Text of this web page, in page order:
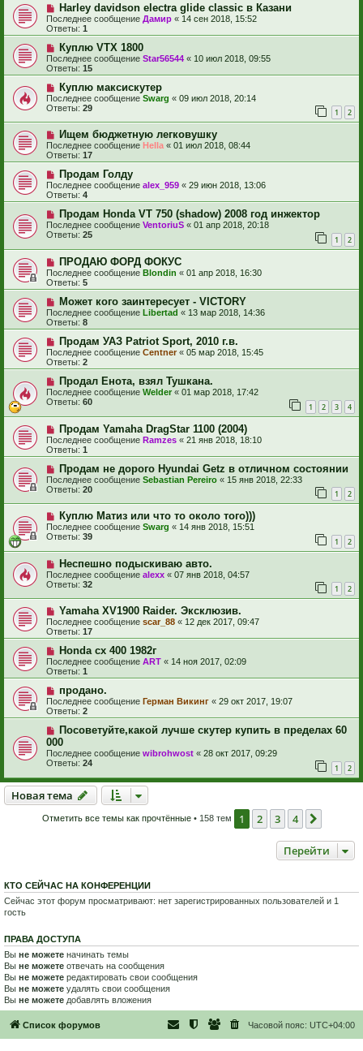
Harley davidson electra glide classic в Казани
Последнее сообщение Дамир « 14 сен 2018, 15:52
Ответы: 1
Куплю VTX 1800
Последнее сообщение Star56544 « 10 июл 2018, 09:55
Ответы: 15
Куплю максискутер
Последнее сообщение Swarg « 09 июл 2018, 20:14
Ответы: 29 1 2
Ищем бюджетную легковушку
Последнее сообщение Hella « 01 июл 2018, 08:44
Ответы: 17
Продам Голду
Последнее сообщение alex_959 « 29 июн 2018, 13:06
Ответы: 4
Продам Honda VT 750 (shadow) 2008 год инжектор
Последнее сообщение VentoriuS « 01 апр 2018, 20:18
Ответы: 25 1 2
ПРОДАЮ ФОРД ФОКУС
Последнее сообщение Blondin « 01 апр 2018, 16:30
Ответы: 5
Может кого заинтересует - VICTORY
Последнее сообщение Libertad « 13 мар 2018, 14:36
Ответы: 8
Продам УАЗ Patriot Sport, 2010 г.в.
Последнее сообщение Centner« 05 мар 2018, 15:45
Ответы: 2
Продал Енота, взял Тушкана.
Последнее сообщение Welder « 01 мар 2018, 17:42
Ответы: 60 1 2 3 4
Продам Yamaha DragStar 1100 (2004)
Последнее сообщение Ramzes « 21 янв 2018, 18:10
Ответы: 1
Продам не дорого Hyundai Getz в отличном состоянии
Последнее сообщение Sebastian Pereiro « 15 янв 2018, 22:33
Ответы: 20 1 2
Куплю Матиз или что то около того)))
Последнее сообщение Swarg « 14 янв 2018, 15:51
Ответы: 39 1 2
Неспешно подыскиваю авто.
Последнее сообщение alexx « 07 янв 2018, 04:57
Ответы: 32 1 2
Yamaha XV1900 Raider. Эксклюзив.
Последнее сообщение scar_88 « 12 дек 2017, 09:47
Ответы: 17
Honda cx 400 1982г
Последнее сообщение ART « 14 ноя 2017, 02:09
Ответы: 1
продано.
Последнее сообщение Герман Викинг « 29 окт 2017, 19:07
Ответы: 2
Посоветуйте,какой лучше скутер купить в пределах 60
000
Последнее сообщение wibrohwost « 28 окт 2017, 09:29
Ответы: 24 1 2
Новая тема
Новаятема
Отметить все темы как прочтённые• 158 тем 1 2 3 4
Перейти
КТО СЕЙЧАС НА КОНФЕРЕНЦИИ
Сейчас этот форум просматривают: нет зарегистрированных пользователей и 1
гость
ПРАВА ДОСТУПА
Вы не можете начинать темы
Вы не можете отвечать на сообщения
Вы не можете редактировать свои сообщения
Вы не можете удалять свои сообщения
Вы не можете добавлять вложения
Список форумов Часовой пояс: UTC+04:00